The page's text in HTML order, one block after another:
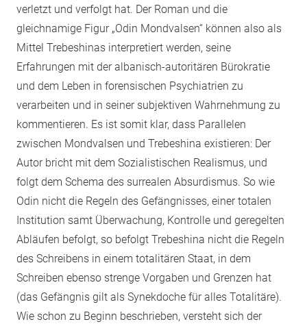
verletzt und verfolgt hat. Der Roman und die
gleichnamige Figur „Odin Mondvalsen“ können also als
Mittel Trebeshinas interpretiert werden, seine
Erfahrungen mit der albanisch-autoritären Bürokratie
und dem Leben in forensischen Psychiatrien zu
verarbeiten und in seiner subjektiven Wahrnehmung zu
kommentieren. Es ist somit klar, dass Parallelen
zwischen Mondvalsen und Trebeshina existieren: Der
Autor bricht mit dem Sozialistischen Realismus, und
folgt dem Schema des surrealen Absurdismus. So wie
Odin nicht die Regeln des Gefängnisses, einer totalen
Institution samt Überwachung, Kontrolle und geregelten
Abläufen befolgt, so befolgt Trebeshina nicht die Regeln
des Schreibens in einem totalitären Staat, in dem
Schreiben ebenso strenge Vorgaben und Grenzen hat
(das Gefängnis gilt als Synekdoche für alles Totalitäre).
Wie schon zu Beginn beschrieben, versteht sich der